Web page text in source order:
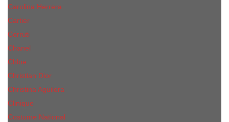
Carolina Herrera
Cartier
Cerruti
Сhanеl
Chloe
Christian Dior
Christina Aguilera
Сliniquе
Costume National